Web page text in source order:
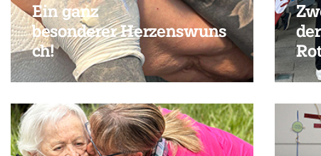
Ein ganz
besonderer Herzenswuns
ch!